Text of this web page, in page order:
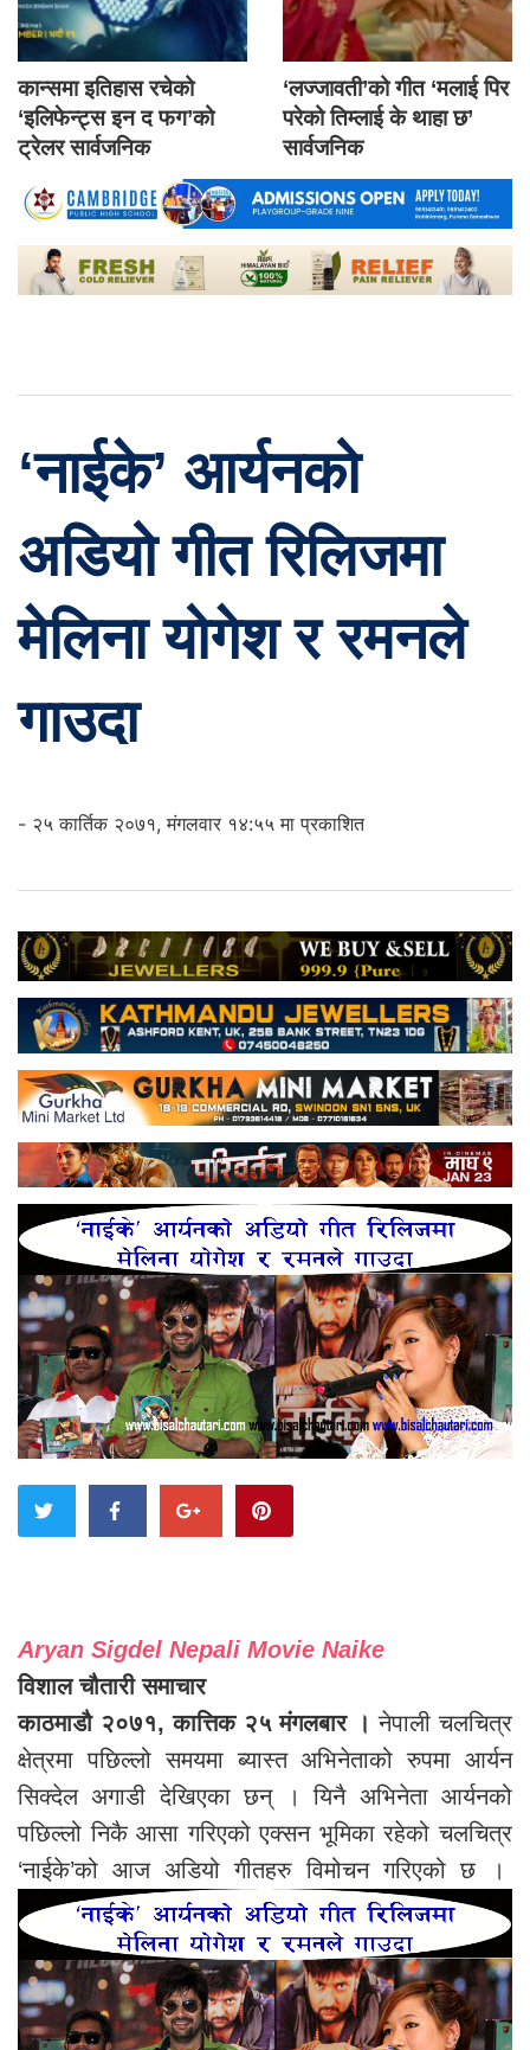
कान्समा इतिहास रचेको
‘इलिफेन्ट्स इन द फग’को
ट्रेलर सार्वजनिक
‘लज्जावती’को गीत ‘मलाई पिर
परेको तिम्लाई के थाहा छ’
सार्वजनिक
‘नाईके’ आर्यनको
अडियो गीत रिलिजमा
मेलिना योगेश र रमनले
गाउदा
- २५ कार्तिक २०७१, मंगलवार १४:५५ मा प्रकाशित
Aryan Sigdel Nepali Movie Naike
विशाल चौतारी समाचार
काठमाडौ २०७१, कात्तिक २५ मंगलबार । नेपाली चलचित्र
क्षेत्रमा पछिल्लो समयमा ब्यास्त अभिनेताको रुपमा आर्यन
सिक्देल अगाडी देखिएका छन् । यिनै अभिनेता आर्यनको
पछिल्लो निकै आसा गरिएको एक्सन भूमिका रहेको चलचित्र
‘नाईके’को आज अडियो गीतहरु विमोचन गरिएको छ ।